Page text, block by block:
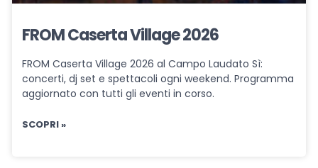
FROM Caserta Village 2026
FROM Caserta Village 2026 al Campo Laudato Sì:
concerti, dj set e spettacoli ogni weekend. Programma
aggiornato con tutti gli eventi in corso.
SCOPRI »